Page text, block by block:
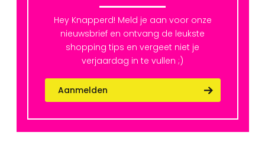
Hey Knapperd! Meld je aan voor onze
nieuwsbrief en ontvang de leukste
shopping tips en vergeet niet je
verjaardag in te vullen ;)
Aanmelden